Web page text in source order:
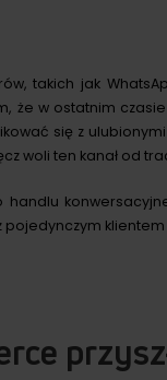
takich jak
że w ostatnim
się z
woli ten kanał od
handlu